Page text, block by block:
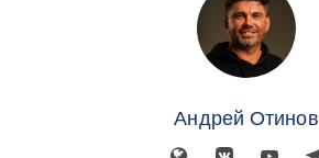
Андрей Отинов